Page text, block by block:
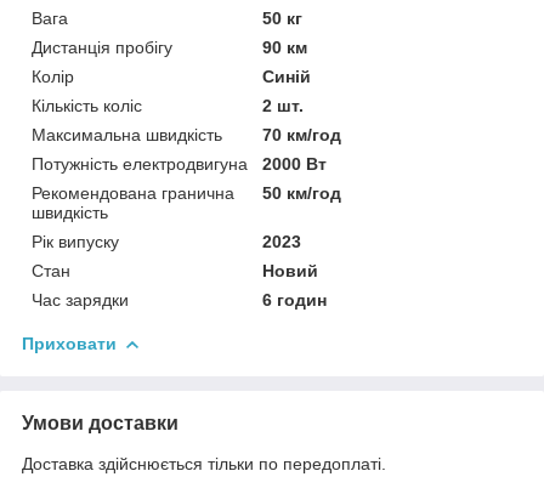
Вага
50 кг
Дистанція пробігу
90 км
Колір
Синій
Кількість коліс
2 шт.
Максимальна швидкість
70 км/год
Потужність електродвигуна
2000 Вт
Рекомендована гранична
швидкість
50 км/год
Рік випуску
2023
Стан
Новий
Час зарядки
6 годин
Приховати
Умови доставки
Доставка здійснюється тільки по передоплаті.